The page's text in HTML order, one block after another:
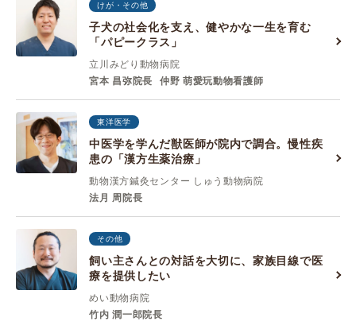
けが・その他
子犬の社会化を支え、健やかな一生を育む
「パピークラス」
立川みどり動物病院
宮本 昌弥院長
仲野 萌愛玩動物看護師
東洋医学
中医学を学んだ獣医師が院内で調合。慢性疾
患の「漢方生薬治療」
動物漢方鍼灸センター しゅう動物病院
法月 周院長
その他
飼い主さんとの対話を大切に、家族目線で医
療を提供したい
めい動物病院
竹内 潤一郎院長